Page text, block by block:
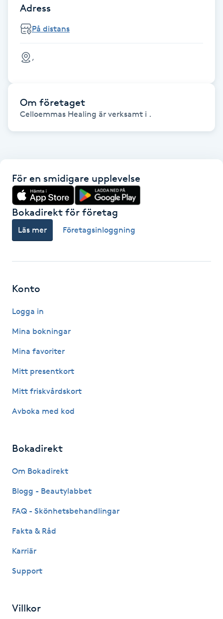
Frekvensterapi
Friskvård
Frisör
Funktionsanalys
Föning
Gel naglar
Gravidmassage
Gruppträning
Gua Sha-massage
Healing
HIFU
Adress
På distans
,
Om företaget
Celloemmas Healing är verksamt i .
För en smidigare upplevelse
Bokadirekt för företag
Läs mer Företagsinloggning
Konto
Logga in
Mina bokningar
Mina favoriter
Mitt presentkort
Mitt friskvårdskort
Avboka med kod
Bokadirekt
Om Bokadirekt
Blogg - Beautylabbet
FAQ - Skönhetsbehandlingar
Fakta & Råd
Karriär
Support
Villkor